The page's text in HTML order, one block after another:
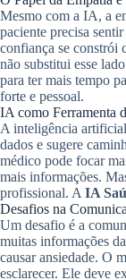
Mesmo com a IA, a
paciente precisa
confiança se constrói
não substitui esse
para ter mais tempo
forte e pessoal.
IA como Ferramenta
A inteligência
dados e sugere
médico pode focar
mais informações.
profissional. A IA
Desafios na
Um desafio é a
muitas informações
causar ansiedade. O
esclarecer. Ele deve